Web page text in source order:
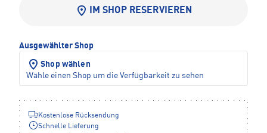
IM SHOP RESERVIEREN
Ausgewählter Shop
Shop wählen
Wähle einen Shop um die Verfügbarkeit zu sehen
Kostenlose Rücksendung
Schnelle Lieferung